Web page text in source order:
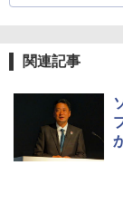
関連記事